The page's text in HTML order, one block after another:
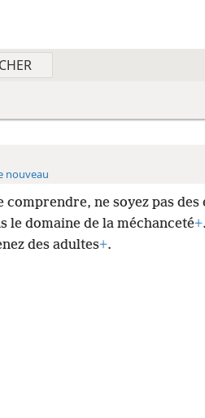
nouveau
ne soyez pas des
le domaine de la méchanceté+
des adultes+.